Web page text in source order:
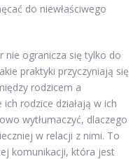
do niewłaściwego
nie ogranicza się tylko do
praktyki przyczyniają się
rodzicem a
rodzice działają w ich
wytłumaczyć, dlaczego
w relacji z nimi. To
komunikacji, która jest